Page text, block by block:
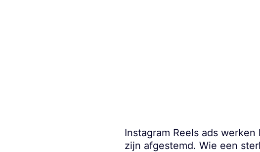
Instagram Reels ads
zijn afgestemd. Wie een